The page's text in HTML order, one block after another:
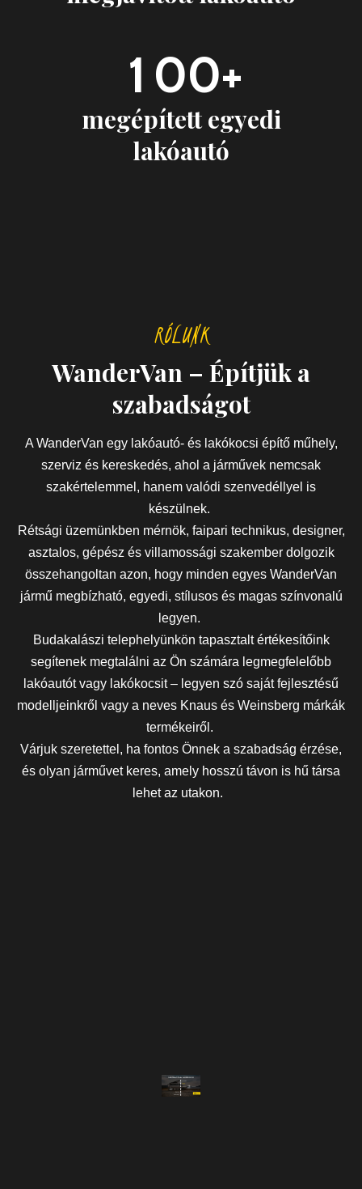
0
1 00+
megépített egyedi
lakóautó
RÓLUNK
WanderVan – Építjük a
szabadságot
A WanderVan egy lakóautó- és lakókocsi építő műhely,
szerviz és kereskedés, ahol a járművek nemcsak
szakértelemmel, hanem valódi szenvedéllyel is
készülnek.
Rétsági üzemünkben mérnök, faipari technikus, designer,
asztalos, gépész és villamossági szakember dolgozik
összehangoltan azon, hogy minden egyes WanderVan
jármű megbízható, egyedi, stílusos és magas színvonalú
legyen.
Budakalászi telephelyünkön tapasztalt értékesítőink
segítenek megtalálni az Ön számára legmegfelelőbb
lakóautót vagy lakókocsit – legyen szó saját fejlesztésű
modelljeinkről vagy a neves Knaus és Weinsberg márkák
termékeiről.
Várjuk szeretettel, ha fontos Önnek a szabadság érzése,
és olyan járművet keres, amely hosszú távon is hű társa
lehet az utakon.